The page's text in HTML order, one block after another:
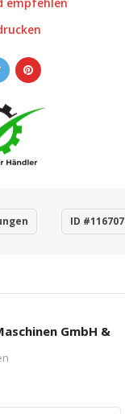
ID #116707
GmbH &